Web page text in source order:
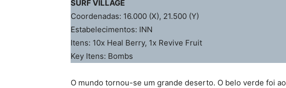
SURF VILLAGE
Coordenadas: 16.000 (X), 21.500 (Y)
Estabelecimentos: INN
Itens: 10x Heal Berry, 1x Revive Fruit
Key Itens: Bombs
O mundo tornou-se um grande deserto. O belo verde foi